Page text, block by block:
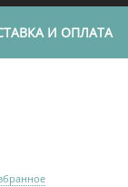
И ОПЛАТА